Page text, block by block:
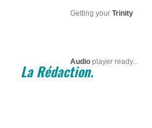
Getting your Trinity
Audioplayer ready...
La Rédaction.